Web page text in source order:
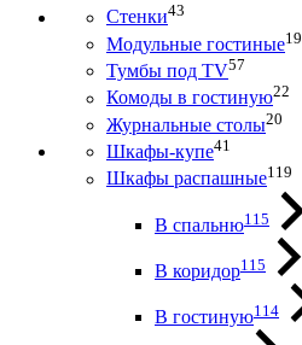
Стенки43
Модульные гостиные19
Тумбы под ТV57
Комоды в гостиную22
Журнальные столы20
Шкафы-купе41
Шкафы распашные119
В спальню115
В коридор115
В гостиную114